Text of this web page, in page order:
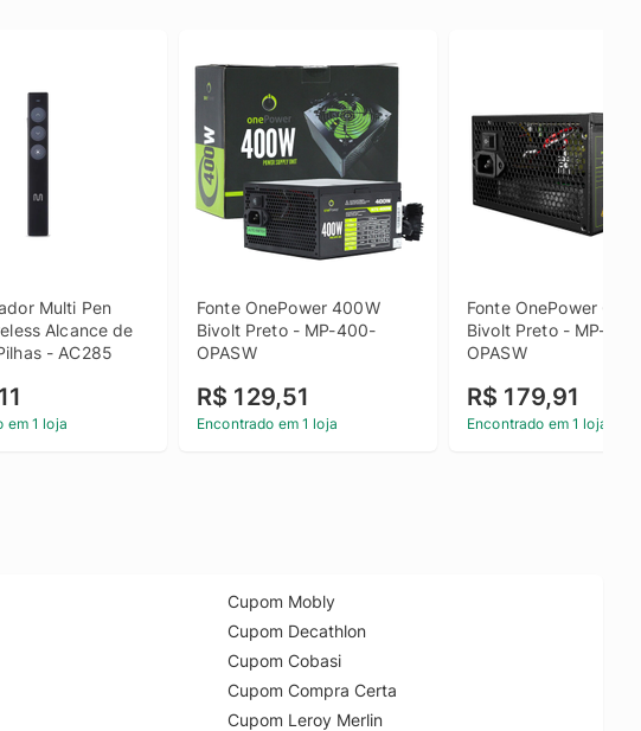
Multi Pen
Alcance de
- AC285
em 1 loja
Fonte OnePower 400W
Bivolt Preto - MP-400-
OPASW
R$ 129,51
Encontrado em 1 loja
Fonte OnePower
Bivolt Preto - MP-
OPASW
R$ 179,91
Encontrado em 1 loja
Cupom Mobly
Cupom Decathlon
Cupom Cobasi
Cupom Compra Certa
Cupom Leroy Merlin